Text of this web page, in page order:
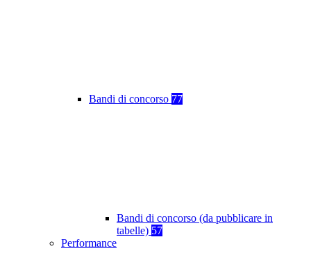
Bandi di concorso 77
Bandi di concorso (da pubblicare in
tabelle) 57
Performance